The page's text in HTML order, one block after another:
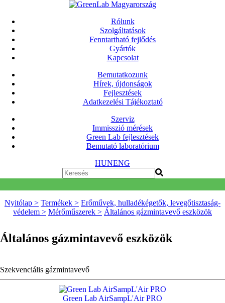
Rólunk
Szolgáltatások
Fenntartható fejlődés
Gyártók
Kapcsolat
Bemutatkozunk
Hírek, újdonságok
Fejlesztések
Adatkezelési Tájékoztató
Szerviz
Immisszió mérések
Green Lab fejlesztések
Bemutató laboratórium
HUNENG
Nyitólap > Termékek > Erőművek, hulladékégetők, levegőtisztaság-
védelem > Mérőműszerek > Általános gázmintavevő eszközök
Általános gázmintavevő eszközök
Szekvenciális gázmintavevő
Green Lab AirSampL'Air PRO